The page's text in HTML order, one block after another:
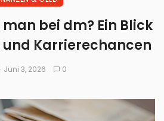
bei dm? Ein Blick
Karrierechancen
Juni 3, 2026 0